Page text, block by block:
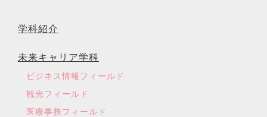
学科紹介
未来キャリア学科
ビジネス情報フィールド
観光フィールド
医療事務フィールド